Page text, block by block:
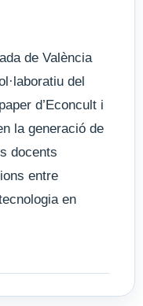
de València
del
d’Econcult i
la generació de
docents
entre
en